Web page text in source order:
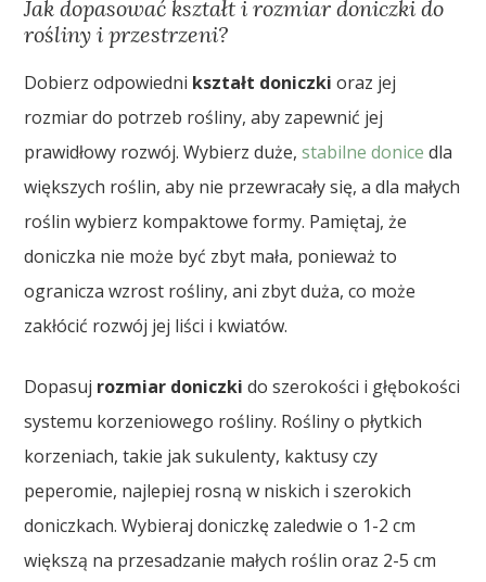
Jak dopasować kształt i rozmiar doniczki do
rośliny i przestrzeni?
Dobierz odpowiedni kształt doniczki oraz jej
rozmiar do potrzeb rośliny, aby zapewnić jej
prawidłowy rozwój. Wybierz duże,stabilne donice dla
większych roślin, aby nie przewracały się, a dla małych
roślin wybierz kompaktowe formy. Pamiętaj, że
doniczka nie może być zbyt mała, ponieważ to
ogranicza wzrost rośliny, ani zbyt duża, co może
zakłócić rozwój jej liści i kwiatów.
Dopasuj rozmiar doniczki do szerokości i głębokości
systemu korzeniowego rośliny. Rośliny o płytkich
korzeniach, takie jak sukulenty, kaktusy czy
peperomie, najlepiej rosną w niskich i szerokich
doniczkach. Wybieraj doniczkę zaledwie o 1-2 cm
większą na przesadzanie małych roślin oraz 2-5 cm